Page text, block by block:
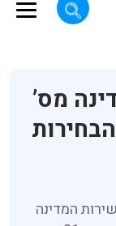
מס’
הבחירות
המדינה